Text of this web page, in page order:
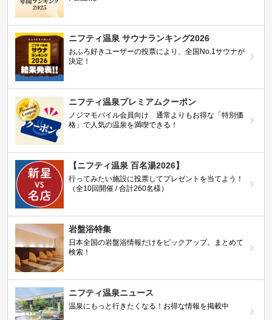
ニフティ温泉 サウナランキング2026
おふろ好きユーザーの投票により、全国No.1サウナが
決定！
ニフティ温泉プレミアムクーポン
ノジマモバイル会員向け 通常よりもお得な「特別価
格」で人気の温泉を満喫できる！
【ニフティ温泉 百名湯2026】
行ってみたい施設に投票してプレゼントを当てよう！
（全10回開催 / 合計260名様）
岩盤浴特集
日本全国の岩盤浴情報だけをピックアップ。まとめて
検索！
ニフティ温泉ニュース
温泉にもっと行きたくなる！お得な情報を掲載中